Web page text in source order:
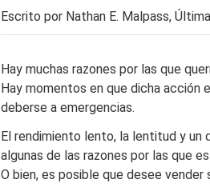
Escrito por Nathan E. Malpass,
Hay muchas razones por las que
Hay momentos en que dicha acción
deberse a emergencias.
El rendimiento lento, la lentitud y
algunas de las razones por las que
O bien, es posible que desee vender